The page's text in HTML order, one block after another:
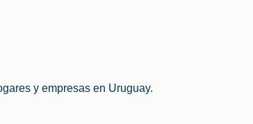
y empresas en Uruguay.